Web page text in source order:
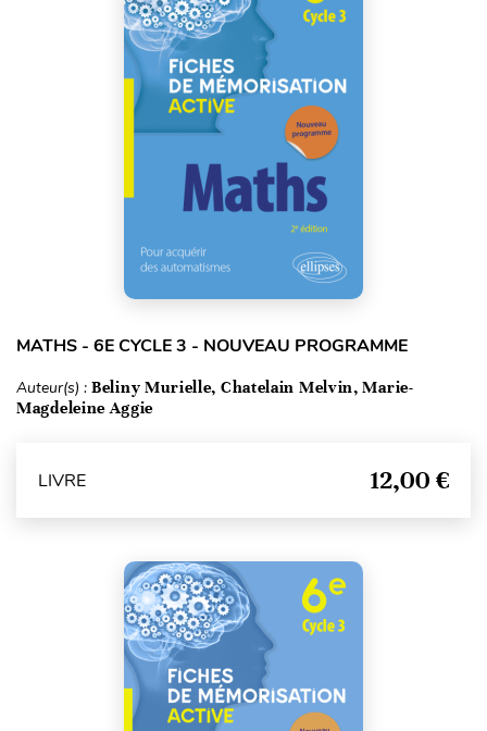
MATHS - 6E CYCLE 3 - NOUVEAU PROGRAMME
Auteur(s) : Beliny Murielle, Chatelain Melvin, Marie-
Magdeleine Aggie
LIVRE 12,00 €